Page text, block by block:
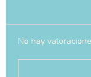
No hay